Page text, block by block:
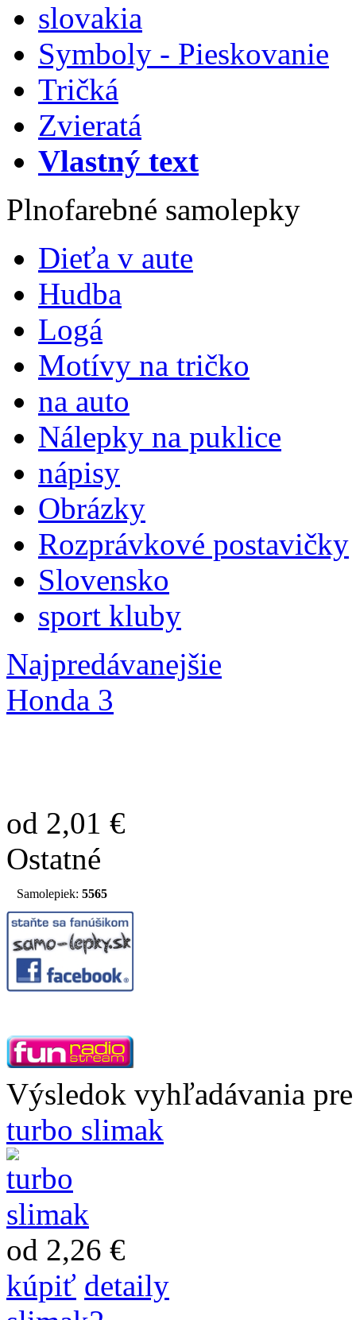
slovakia
Symboly - Pieskovanie
Tričká
Zvieratá
Vlastný text
Plnofarebné samolepky
Dieťa v aute
Hudba
Logá
Motívy na tričko
na auto
Nálepky na puklice
nápisy
Obrázky
Rozprávkové postavičky
Slovensko
sport kluby
Najpredávanejšie
Honda 3
od 2,01 €
Ostatné
Samolepiek: 5565
Výsledok vyhľadávania
turbo slimak
od 2,26 €
kúpiť detaily